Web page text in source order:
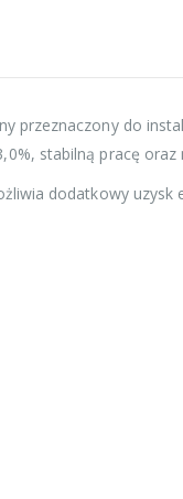
przeznaczony do
stabilną pracę oraz
dodatkowy